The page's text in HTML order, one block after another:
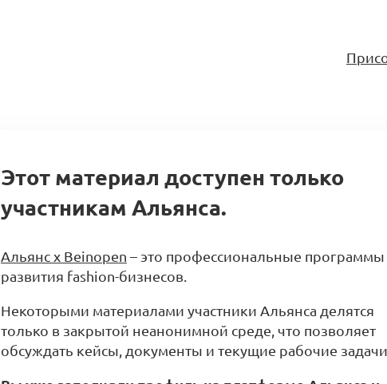
Этот материал доступен только
участникам Альянса.
Альянс x Beinopen – это профессиональные программы
развития fashion-бизнесов.
Некоторыми материалами участники Альянса делятся
только в закрытой неанонимной среде, что позволяет
обсуждать кейсы, документы и текущие рабочие